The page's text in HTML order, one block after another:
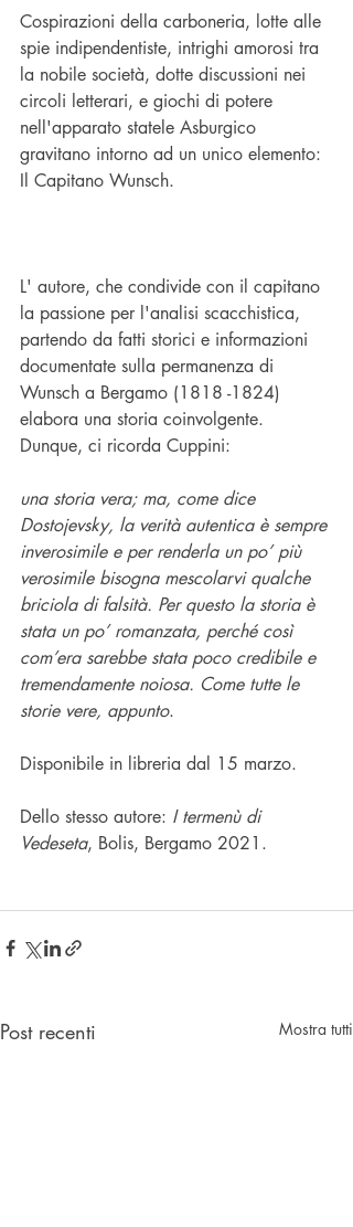
Cospirazioni della carboneria, lotte alle
spie indipendentiste, intrighi amorosi tra
la nobile società, dotte discussioni nei
circoli letterari, e giochi di potere
nell'apparato statele Asburgico
gravitano intorno ad un unico elemento:
Il Capitano Wunsch.
L' autore, che condivide con il capitano
la passione per l'analisi scacchistica,
partendo da fatti storici e informazioni
documentate sulla permanenza di
Wunsch a Bergamo (1818 -1824)
elabora una storia coinvolgente.
Dunque, ci ricorda Cuppini:
una storia vera; ma, come dice
Dostojevsky, la verità autentica è sempre
inverosimile e per renderla un po’ più
verosimile bisogna mescolarvi qualche
briciola di falsità. Per questo la storia è
stata un po’ romanzata, perché così
com’era sarebbe stata poco credibile e
tremendamente noiosa. Come tutte le
storie vere, appunto.
Disponibile in libreria dal 15 marzo.
Dello stesso autore: I termenù di
Vedeseta, Bolis, Bergamo 2021.
Post recenti Mostra tutti